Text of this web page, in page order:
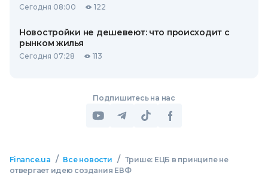
Сегодня 08:00 122
Новостройки не дешевеют: что происходит с
рынком жилья
Сегодня 07:28 113
Подпишитесь на нас
Finance.ua / Все новости / Трише: ЕЦБ в принципе не
отвергает идею создания ЕВФ